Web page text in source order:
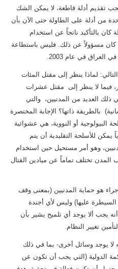
أدلة قاطعة، لا يمكن الشك
من أدلة على الطاولة حتى الآن بأن
بالتأكيد ناتجاً عن استخدام
كان مسؤولاً عن ذلك. فليس باستطاعة
في عام 2003.
لماذا ينظر إلى مقتل المئات
فيما لا ينظر إلى مقتل عشرات
ذلك العديد من المدنيين، والتي
بالطريقة ذاتها؟ الإجابة المختصرة
البيولوجية أو النووية، هي عشوائية
يمكن للأسلحة التقليدية أن يتم
وهو أمر مستحيل حين استخدام
تختلف تماماً عن ميادين القتال
هو حماية المدنيين (بمعنى وقف
عليها) وليس لأي أجندة
يجب ألا يوجد أي تلميح يشير بأن
تغيير النظام.
لا يوجد وسائل أخرى- بما في ذلك
الدولية (التي يجب أن تكون عن